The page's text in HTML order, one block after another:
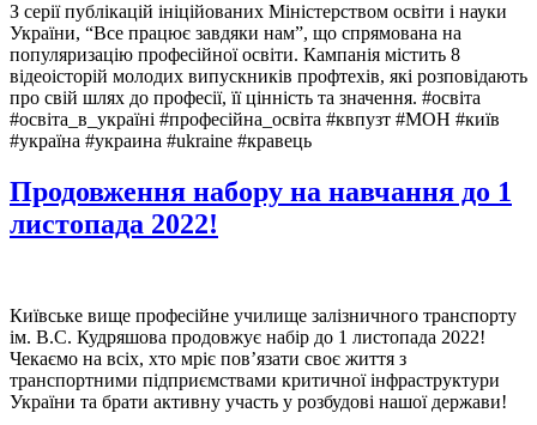
З серії публікацій ініційованих Міністерством освіти і науки
України, “Все працює завдяки нам”, що спрямована на
популяризацію професійної освіти. Кампанія містить 8
відеоісторій молодих випускників профтехів, які розповідають
про свій шлях до професії, її цінність та значення. #освіта
#освіта_в_україні #професійна_освіта #квпузт #МОН #київ
#україна #украина #ukraine #кравець
Продовження набору на навчання до 1
листопада 2022!
Київське вище професійне училище залізничного транспорту
ім. В.С. Кудряшова продовжує набір до 1 листопада 2022!
Чекаємо на всіх, хто мріє пов’язати своє життя з
транспортними підприємствами критичної інфраструктури
України та брати активну участь у розбудові нашої держави!